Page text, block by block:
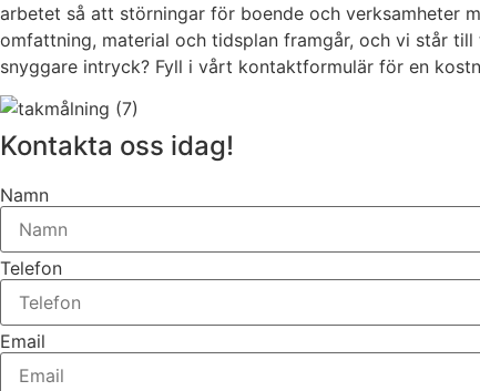
arbetet så att störningar för boende och verksamheter
omfattning, material och tidsplan framgår, och vi står
snyggare intryck? Fyll i vårt kontaktformulär för en
Kontakta oss idag!
Namn
Telefon
Email